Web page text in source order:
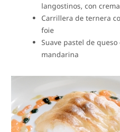
langostinos, con
Carrillera de ternera
foie
Suave pastel de
mandarina